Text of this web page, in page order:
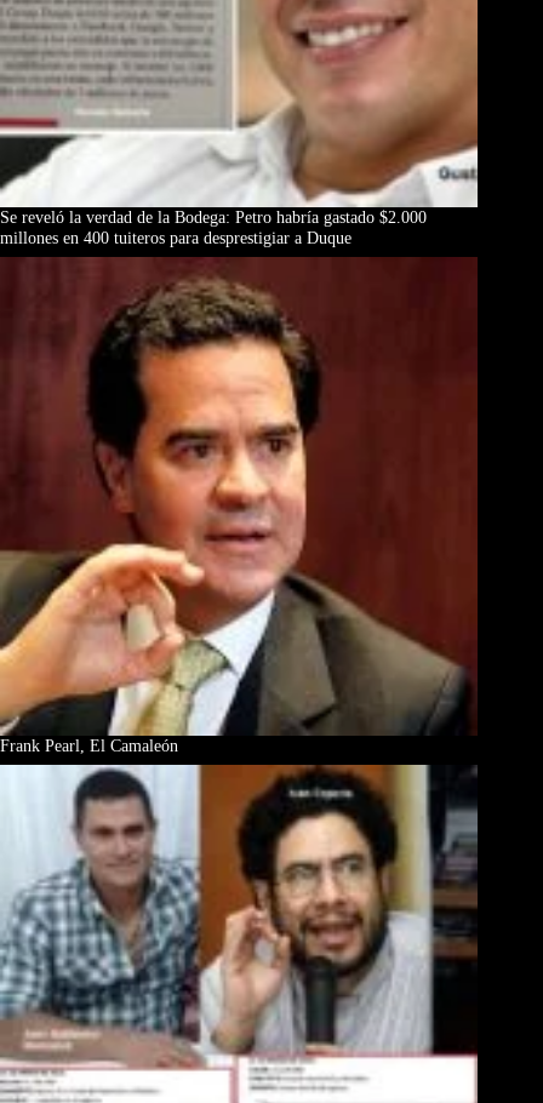
Se reveló la verdad de la Bodega: Petro habría gastado $2.000
millones en 400 tuiteros para desprestigiar a Duque
Frank Pearl, El Camaleón